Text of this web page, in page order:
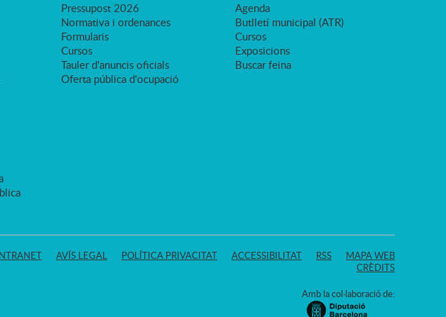
Pressupost 2026
Normativa i ordenances
Formularis
Cursos
Tauler d'anuncis oficials
Oferta pública d'ocupació
Agenda
Butlletí municipal (ATR)
Cursos
Exposicions
Buscar feina
AVÍS LEGAL POLÍTICA PRIVACITAT ACCESSIBILITAT RSS
MAPA WEB
CRÈDITS
Amb la col·laboració de: